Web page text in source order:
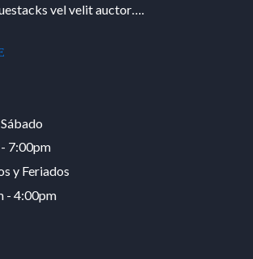
vel velit auctor….
7:00pm
y Feriados
- 4:00pm